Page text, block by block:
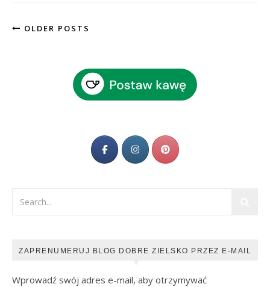
OLDER POSTS
ZAPRENUMERUJ BLOG DOBRE ZIELSKO PRZEZ E-MAIL
Wprowadź swój adres e-mail, aby otrzymywać